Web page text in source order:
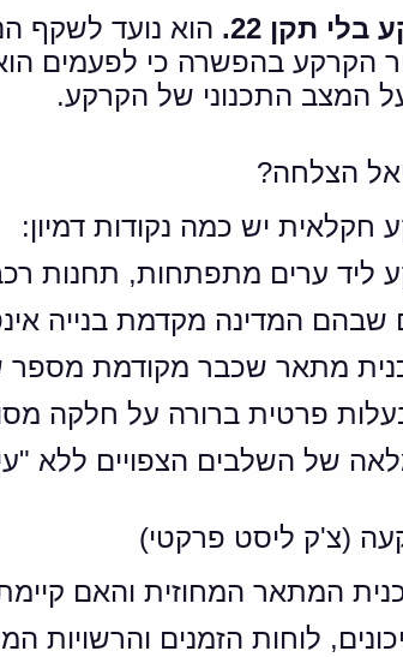
תקן 22.
הקרקע בהפשרה כי לפעמים הוא
המצב התכנוני של הקרקע.
הצלחה?
יש כמה נקודות דמיון:
ליד ערים מתפתחות, תחנות
שבהם המדינה מקדמת בנייה
מתאר שכבר מקודמת מספר
פרטית ברורה על חלקה
של השלבים הצפויים ללא
(צ'ק ליסט פרקטי)
המתאר המחוזית והאם
לוחות הזמנים והרשויות